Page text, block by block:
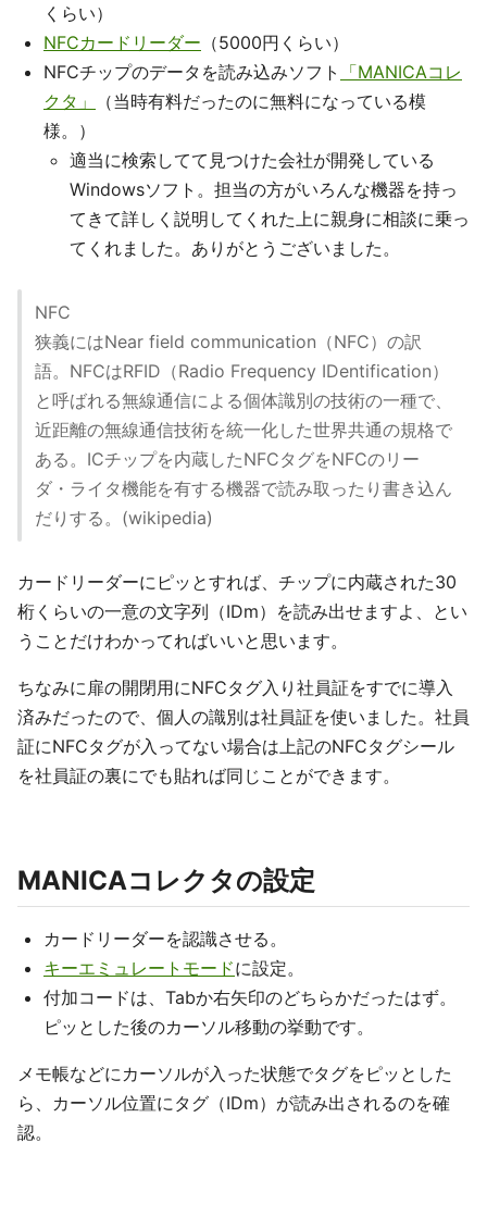
くらい）
NFCカードリーダー （5000円くらい）
NFCチップのデータを読み込みソフト
「MANICAコレ
クタ」
（当時有料だったのに無料になっている模
様。）
適当に検索してて見つけた会社が開発している
Windowsソフト。担当の方がいろんな機器を持っ
てきて詳しく説明してくれた上に親身に相談に乗っ
てくれました。ありがとうございました。
NFC
狭義にはNear field communication（NFC）の訳
語。NFCはRFID（Radio Frequency IDentification）
と呼ばれる無線通信による個体識別の技術の一種で、
近距離の無線通信技術を統一化した世界共通の規格で
ある。ICチップを内蔵したNFCタグをNFCのリー
ダ・ライタ機能を有する機器で読み取ったり書き込ん
だりする。(wikipedia)
カードリーダーにピッとすれば、チップに内蔵された30
桁くらいの一意の文字列（IDm）を読み出せますよ、とい
うことだけわかってればいいと思います。
ちなみに扉の開閉用にNFCタグ入り社員証をすでに導入
済みだったので、個人の識別は社員証を使いました。社員
証にNFCタグが入ってない場合は上記のNFCタグシール
を社員証の裏にでも貼れば同じことができます。
MANICAコレクタの設定
カードリーダーを認識させる。
キーエミュレートモードに設定。
付加コードは、Tabか右矢印のどちらかだったはず。
ピッとした後のカーソル移動の挙動です。
メモ帳などにカーソルが入った状態でタグをピッとした
ら、カーソル位置にタグ（IDm）が読み出されるのを確
認。